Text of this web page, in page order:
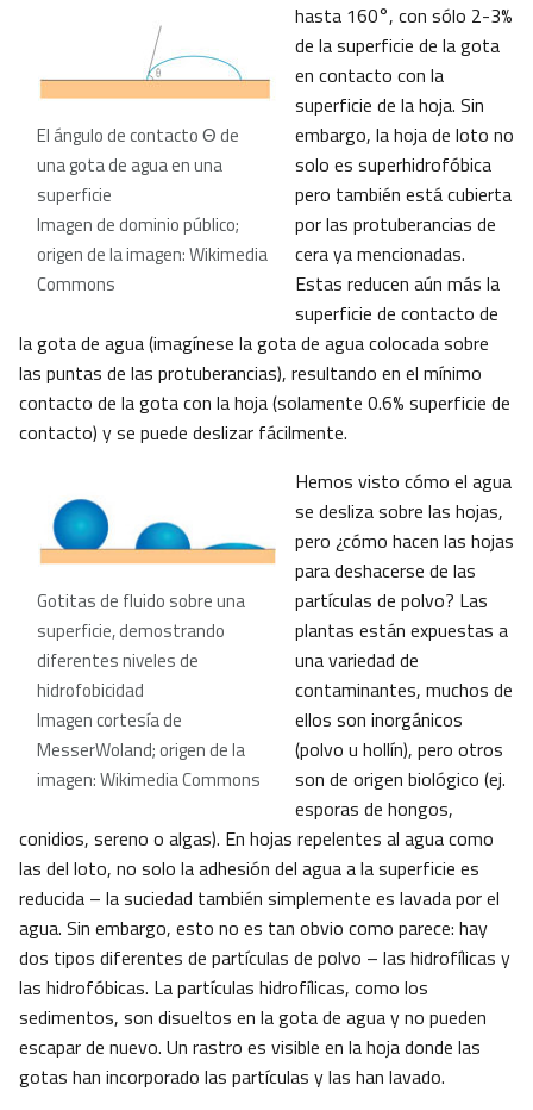
El ángulo de contacto Θ de
una gota de agua en una
superficie
Imagen de dominio público;
origen de la imagen: Wikimedia
Commons
hasta 160°, con sólo 2-3%
de la superficie de la gota
en contacto con la
superficie de la hoja. Sin
embargo, la hoja de loto no
solo es superhidrofóbica
pero también está cubierta
por las protuberancias de
cera ya mencionadas.
Estas reducen aún más la
superficie de contacto de
la gota de agua (imagínese la gota de agua colocada sobre
las puntas de las protuberancias), resultando en el mínimo
contacto de la gota con la hoja (solamente 0.6% superficie de
contacto) y se puede deslizar fácilmente.
Gotitas de fluido sobre una
superficie, demostrando
diferentes niveles de
hidrofobicidad
Imagen cortesía de
MesserWoland; origen de la
imagen: Wikimedia Commons
Hemos visto cómo el agua
se desliza sobre las hojas,
pero ¿cómo hacen las hojas
para deshacerse de las
partículas de polvo? Las
plantas están expuestas a
una variedad de
contaminantes, muchos de
ellos son inorgánicos
(polvo u hollín), pero otros
son de origen biológico (ej.
esporas de hongos,
conidios, sereno o algas). En hojas repelentes al agua como
las del loto, no solo la adhesión del agua a la superficie es
reducida – la suciedad también simplemente es lavada por el
agua. Sin embargo, esto no es tan obvio como parece: hay
dos tipos diferentes de partículas de polvo – las hidrofílicas y
las hidrofóbicas. La partículas hidrofílicas, como los
sedimentos, son disueltos en la gota de agua y no pueden
escapar de nuevo. Un rastro es visible en la hoja donde las
gotas han incorporado las partículas y las han lavado.